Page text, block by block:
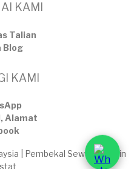
KAMI
Talian
Blog
KAMI
Alamat
| Pembekal Sewaan Mesin